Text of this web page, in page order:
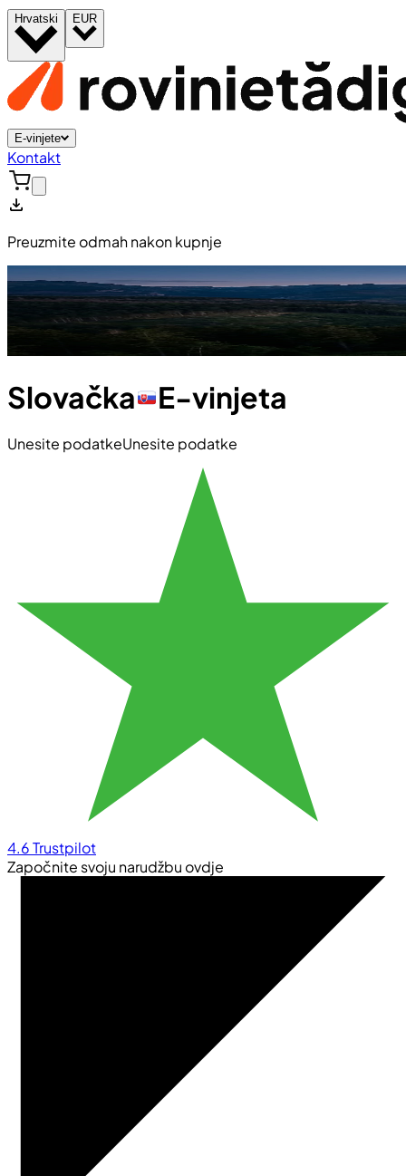
Hrvatski EUR
E-vinjete
Kontakt
Preuzmite odmah nakon kupnje
Slovačka E-vinjeta
Unesite podatkeUnesite podatke
4.6Trustpilot
Započnite svoju narudžbu ovdje